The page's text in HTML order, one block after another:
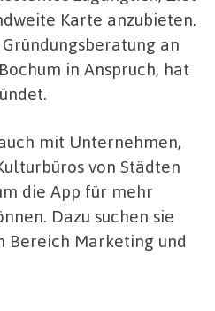
Karte anzubieten.
an
in Anspruch, hat
mit Unternehmen,
von Städten
die App für mehr
Dazu suchen sie
Bereich Marketing und